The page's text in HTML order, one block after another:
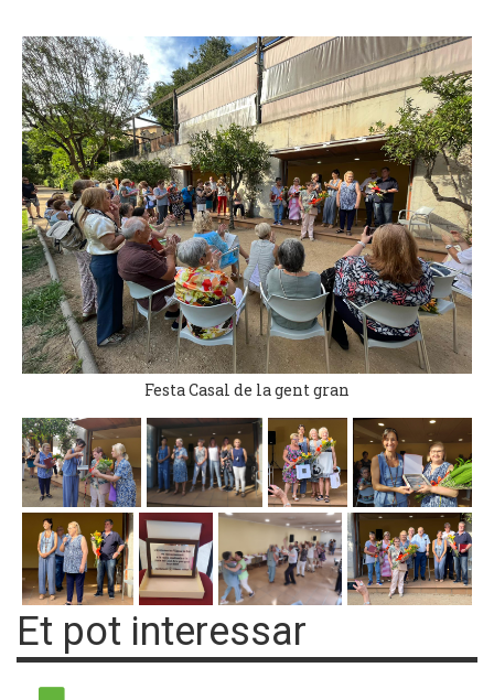
Festa Casal de la gent gran
Et pot interessar